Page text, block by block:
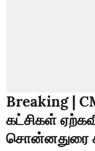
Breaking |
கட்சிகள்
சொன்னதுரை